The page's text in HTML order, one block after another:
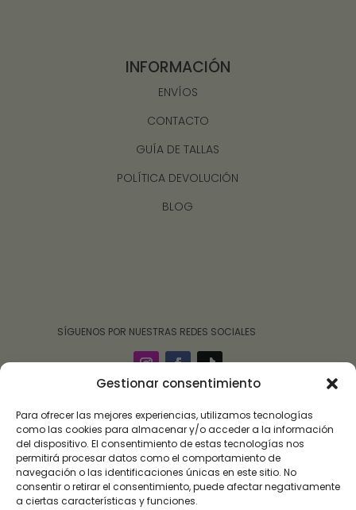
Gestionar consentimiento
Para ofrecer las mejores experiencias, utilizamos tecnologías
como las cookies para almacenar y/o acceder a la información
del dispositivo. El consentimiento de estas tecnologías nos
permitirá procesar datos como el comportamiento de
navegación o las identificaciones únicas en este sitio. No
consentir o retirar el consentimiento, puede afectar negativamente
a ciertas características y funciones.
INFORMACIÓN
ENVÍOS
CONTACTO
GUÍA DE TALLAS
POLÍTICA DEVOLUCIÓN
BLOG
‎ ‎ ‎ ‎ ‎ ‎‎ ‎ SÍGUENOS POR NUESTRAS REDES SOCIALES